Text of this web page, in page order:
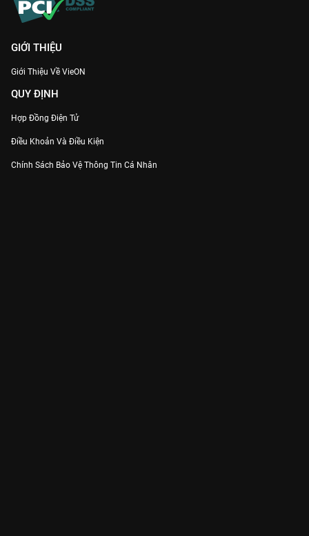
GIỚI THIỆU
Giới Thiệu Về VieON
QUY ĐỊNH
Hợp Đồng Điện Tử
Điều Khoản Và Điều Kiện
Chính Sách Bảo Vệ Thông Tin Cá Nhân